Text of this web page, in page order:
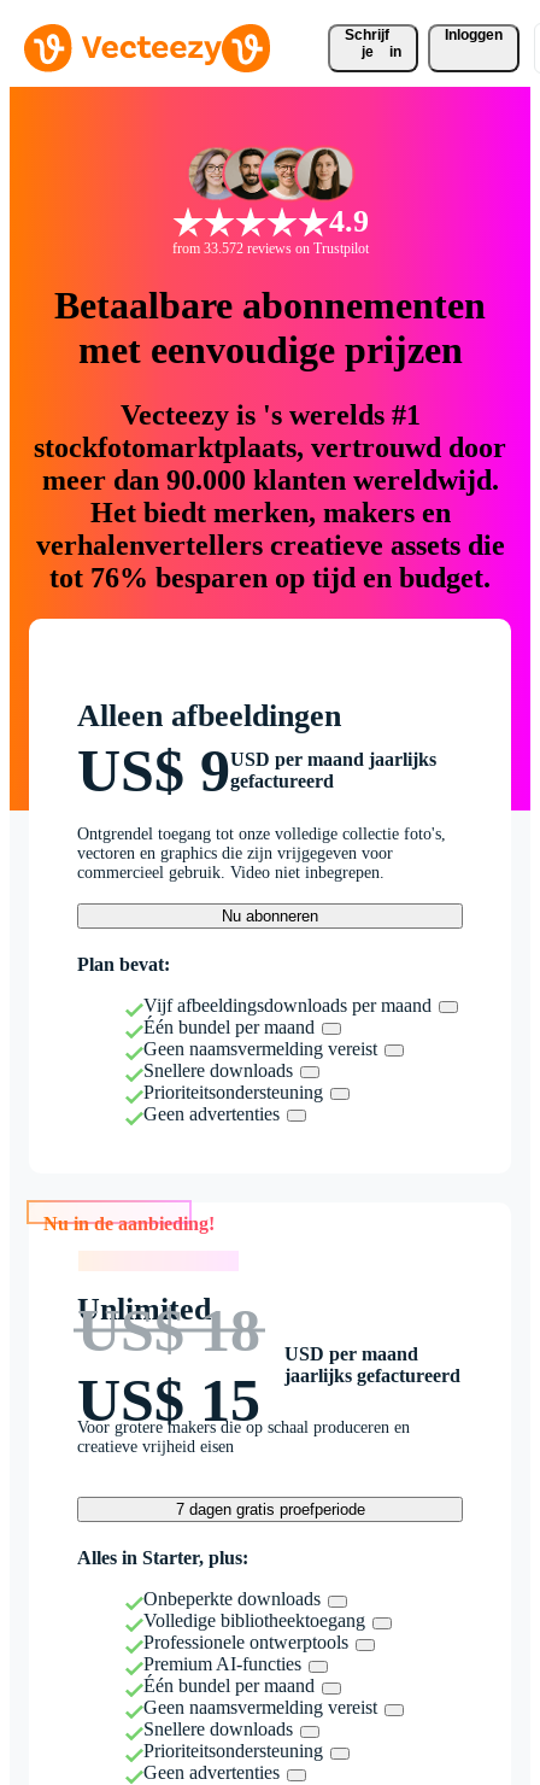
Schrijf
je
in
Inloggen
4.9
from 33.572 reviews on Trustpilot
Betaalbare abonnementen
met eenvoudige prijzen
Vecteezy is 's werelds #1
stockfotomarktplaats, vertrouwd door
meer dan 90.000 klanten wereldwijd.
Het biedt merken, makers en
verhalenvertellers creatieve assets die
tot 76% besparen op tijd en budget.
Alleen afbeeldingen
US$ 9USD per maand jaarlijks
gefactureerd
Ontgrendel toegang tot onze volledige collectie foto's,
vectoren en graphics die zijn vrijgegeven voor
commercieel gebruik. Video niet inbegrepen.
Nu abonneren
Plan bevat:
Vijf afbeeldingsdownloads per maand
Één bundel per maand
Geen naamsvermelding vereist
Snellere downloads
Prioriteitsondersteuning
Geen advertenties
Nu in de aanbieding!
Unlimited
US$ 18
US$ 15
USD per maand
jaarlijks gefactureerd
Voor grotere makers die op schaal produceren en
creatieve vrijheid eisen
7 dagen gratis proefperiode
Alles in Starter, plus:
Onbeperkte downloads
Volledige bibliotheektoegang
Professionele ontwerptools
Premium AI-functies
Één bundel per maand
Geen naamsvermelding vereist
Snellere downloads
Prioriteitsondersteuning
Geen advertenties